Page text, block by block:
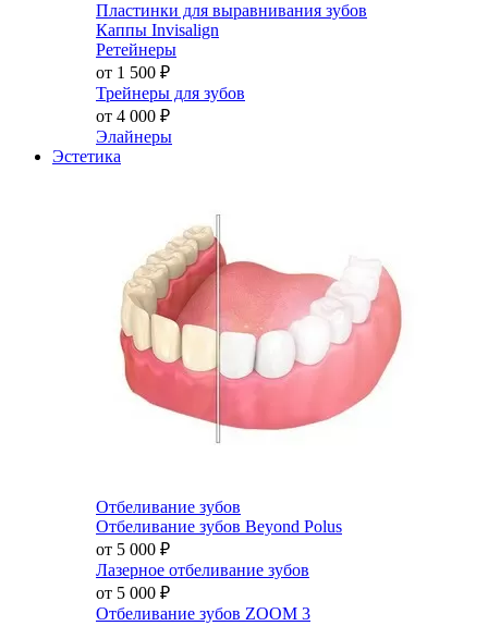
Пластинки для выравнивания зубов
Каппы Invisalign
Ретейнеры
от 1 500 ₽
Трейнеры для зубов
от 4 000 ₽
Элайнеры
Эстетика
Отбеливание зубов
Отбеливание зубов Beyond Polus
от 5 000 ₽
Лазерное отбеливание зубов
от 5 000 ₽
Отбеливание зубов ZOOM 3